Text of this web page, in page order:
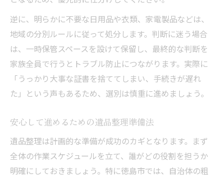
逆に、明らかに不要な日用品や衣類、家電製品などは、
地域の分別ルールに従って処分します。判断に迷う場合
は、一時保管スペースを設けて保留し、最終的な判断を
家族全員で行うとトラブル防止につながります。実際に
「うっかり大事な証書を捨ててしまい、手続きが遅れ
た」という声もあるため、選別は慎重に進めましょう。
安心して進めるための遺品整理準備法
遺品整理は計画的な準備が成功のカギとなります。まず
全体の作業スケジュールを立て、誰がどの役割を担うか
明確にしておきましょう。特に徳島市では、自治体の粗